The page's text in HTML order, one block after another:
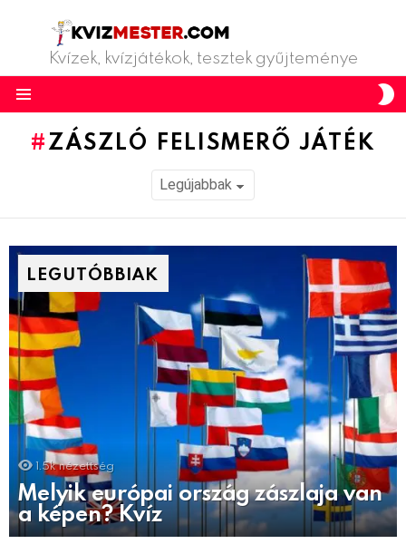
Kvízek, kvízjátékok, tesztek gyűjteménye
ZÁSZLÓ FELISMERŐ JÁTÉK
LEGUTÓBBIAK
1.5k nézettség
Melyik európai ország zászlaja van
a képen? Kvíz